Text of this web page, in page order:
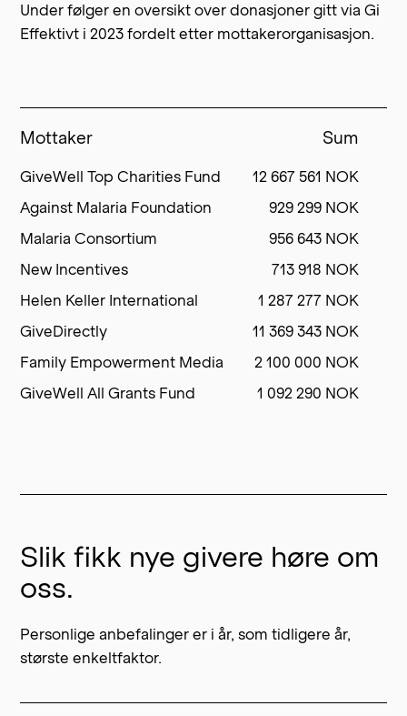
Under følger en oversikt over donasjoner gitt via Gi
Effektivt i 2023 fordelt etter mottakerorganisasjon.
Mottaker Sum
GiveWell Top Charities Fund 12 667 561 NOK
Against Malaria Foundation
929 299 NOK
Malaria Consortium
956 643 NOK
New Incentives
713 918 NOK
Helen Keller International
1 287 277 NOK
GiveDirectly
11 369 343 NOK
Family Empowerment Media
2 100 000 NOK
GiveWell All Grants Fund
1 092 290 NOK
Slik fikk nye givere høre om
oss.
Personlige anbefalinger er i år, som tidligere år,
største enkeltfaktor.